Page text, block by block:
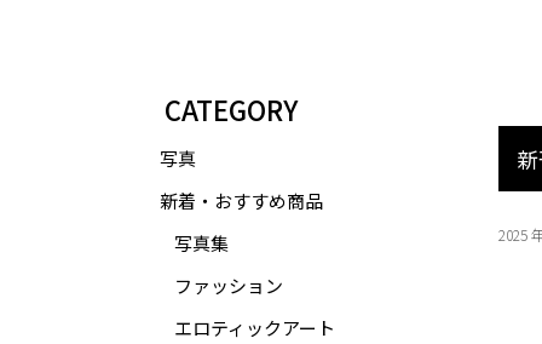
2025
CATEGORY
写真
新着・おすすめ商品
写真集
ファッション
エロティックアート